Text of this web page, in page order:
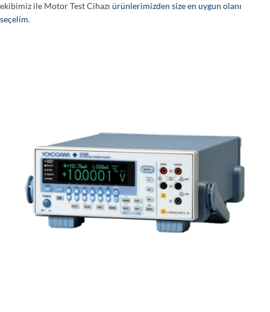
ekibimiz ile Motor Test Cihazı ürünlerimizden size en uygun olanı
seçelim.